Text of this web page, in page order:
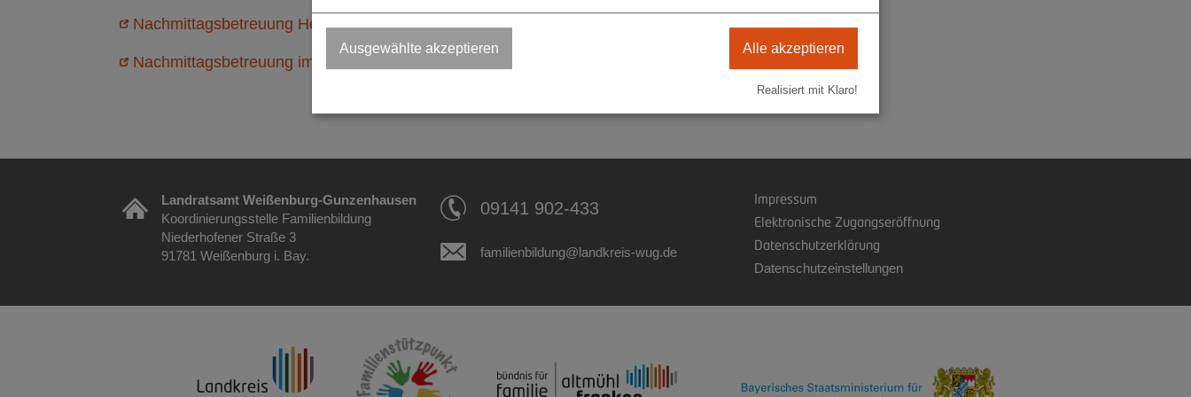
Nachmittagsbetreuung Heilpädagogische Tagesstätten Bezzelhaus e.V.
Nachmittagsbetreuung im Rahmen von Kindertagespflege
Landratsamt Weißenburg-Gunzenhausen
Koordinierungsstelle Familienbildung
Niederhofener Straße 3
91781 Weißenburg i. Bay.
09141 902-433
familienbildung@landkreis-wug.de
Impressum
Elektronische Zugangseröffnung
Datenschutzerklärung
Datenschutzeinstellungen
Ausgewählte akzeptieren Alle akzeptieren
Realisiert mit Klaro!